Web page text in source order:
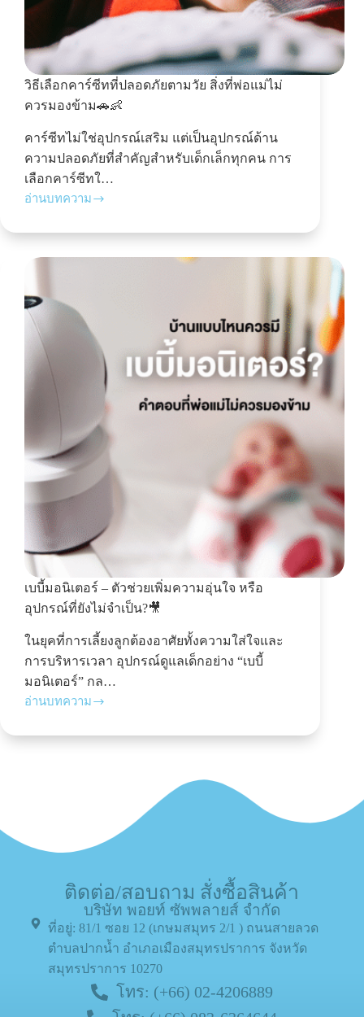
วิธีเลือกคาร์ซีทที่ปลอดภัยตามวัย สิ่งที่พ่อแม่ไม่
ควรมองข้าม🚗👶
คาร์ซีทไม่ใช่อุปกรณ์เสริม แต่เป็นอุปกรณ์ด้าน
ความปลอดภัยที่สำคัญสำหรับเด็กเล็กทุกคน การ
เลือกคาร์ซีทใ…
อ่านบทความ
เบบี้มอนิเตอร์ – ตัวช่วยเพิ่มความอุ่นใจ หรือ
อุปกรณ์ที่ยังไม่จำเป็น?🎥
ในยุคที่การเลี้ยงลูกต้องอาศัยทั้งความใส่ใจและ
การบริหารเวลา อุปกรณ์ดูแลเด็กอย่าง “เบบี้
มอนิเตอร์” กล…
อ่านบทความ
ติดต่อ/สอบถาม สั่งซื้อสินค้า
บริษัท พอยท์ ซัพพลายส์ จำกัด
ที่อยู่: 81/1 ซอย 12 (เกษมสมุทร 2/1 ) ถนนสายลวด
ตำบลปากน้ำ อำเภอเมืองสมุทรปราการ จังหวัด
สมุทรปราการ 10270
โทร: (+66) 02-4206889